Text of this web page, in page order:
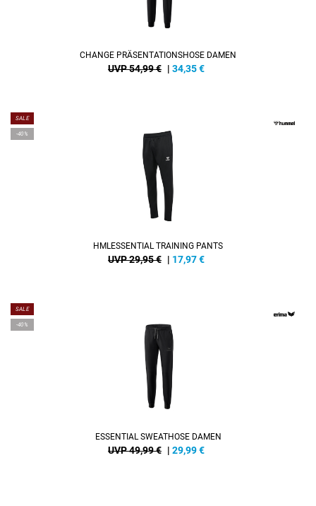
CHANGE PRÄSENTATIONSHOSE DAMEN
UVP 54,99 € | 34,35€
SALE
-40%
HMLESSENTIAL TRAINING PANTS
UVP 29,95 € | 17,97€
SALE
-40%
ESSENTIAL SWEATHOSE DAMEN
UVP 49,99 € | 29,99€